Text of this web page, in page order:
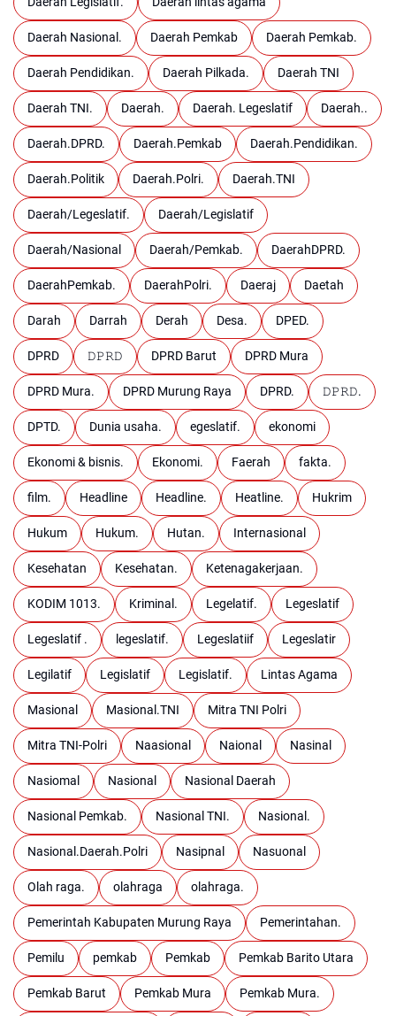
Daerah Nasional. Daerah Pemkab Daerah Pemkab.
Daerah Pendidikan. Daerah Pilkada. Daerah TNI
Daerah TNI. Daerah. Daerah. Legeslatif Daerah..
Daerah.DPRD. Daerah.Pemkab Daerah.Pendidikan.
Daerah.Politik Daerah.Polri. Daerah.TNI
Daerah/Legeslatif. Daerah/Legislatif
Daerah/Nasional Daerah/Pemkab. DaerahDPRD.
DaerahPemkab. DaerahPolri. Daeraj Daetah
Darah Darrah Derah Desa. DPED.
DPRD 𝙳𝙿𝚁𝙳 DPRD Barut DPRD Mura
DPRD Mura. DPRD Murung Raya DPRD. 𝙳𝙿𝚁𝙳.
DPTD. Dunia usaha. egeslatif. ekonomi
Ekonomi & bisnis. Ekonomi. Faerah fakta.
film. Headline Headline. Heatline. Hukrim
Hukum Hukum. Hutan. Internasional
Kesehatan Kesehatan. Ketenagakerjaan.
KODIM 1013. Kriminal. Legelatif. Legeslatif
Legeslatif . legeslatif. Legeslatiif Legeslatir
Legilatif Legislatif Legislatif. Lintas Agama
Masional Masional.TNI Mitra TNI Polri
Mitra TNI-Polri Naasional Naional Nasinal
Nasiomal Nasional Nasional Daerah
Nasional Pemkab. Nasional TNI. Nasional.
Nasional.Daerah.Polri Nasipnal Nasuonal
Olah raga. olahraga olahraga.
Pemerintah Kabupaten Murung Raya Pemerintahan.
Pemilu pemkab Pemkab Pemkab Barito Utara
Pemkab Barut Pemkab Mura Pemkab Mura.